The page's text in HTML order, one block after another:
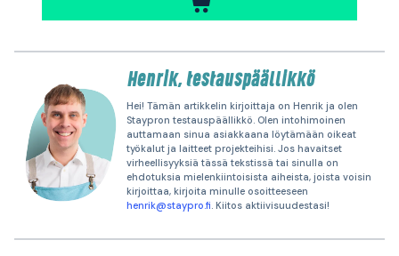
Henrik, testauspäällikkö
Hei! Tämän artikkelin kirjoittaja on Henrik ja olen
Staypron testauspäällikkö. Olen intohimoinen
auttamaan sinua asiakkaana löytämään oikeat
työkalut ja laitteet projekteihisi. Jos havaitset
virheellisyyksiä tässä tekstissä tai sinulla on
ehdotuksia mielenkiintoisista aiheista, joista voisin
kirjoittaa, kirjoita minulle osoitteeseen
henrik@staypro.fi. Kiitos aktiivisuudestasi!